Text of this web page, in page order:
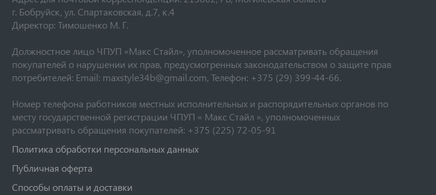
г. Бобруйск, ул. Спартаковская, д.7, к.4
Директор: Тимошенко М. Г.
Должностное лицо ЧПУП «Макс Стайл», уполномоченное рассматривать обращения
покупателей о нарушении их прав, предусмотренных законодательством о защите прав
потребителей: Email: maxstyle34b@gmail.com, Телефон: +375 (29) 399-44-66.
Номер телефона работников местных исполнительных и распорядительных органов по
месту государственной регистрации ЧПУП « Макс Стайл », уполномоченных
рассматривать обращения покупателей: +375 (225) 72-05-91
Политика обработки персональных данных
Публичная оферта
Способы оплаты и доставки